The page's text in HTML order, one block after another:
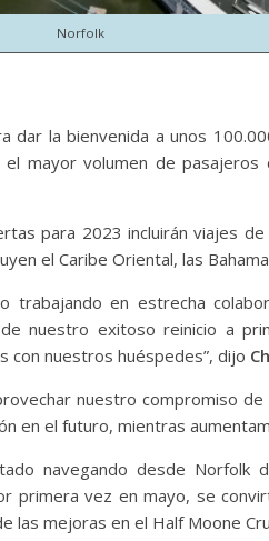
Norfolk
dar la bienvenida a unos
el mayor volumen de
para 2023 incluirán viajes
el Caribe Oriental, las
trabajando en estrecha
nuestro exitoso reinicio a
con nuestros huéspedes”, dijo
nuestro compromiso
en el futuro, mientras
navegando desde Norfolk
primera vez en mayo, se
las mejoras en el Half Moone